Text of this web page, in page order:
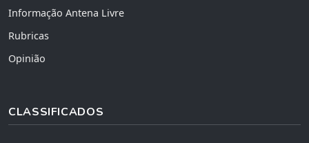
Informação Antena Livre
Rubricas
Opinião
CLASSIFICADOS